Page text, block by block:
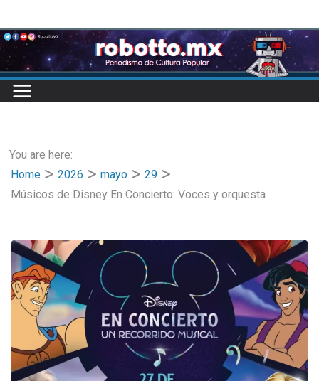
to
content
You are here:
Home
2026 mayo
29
Músicos de Disney En Concierto: Voces y orquesta